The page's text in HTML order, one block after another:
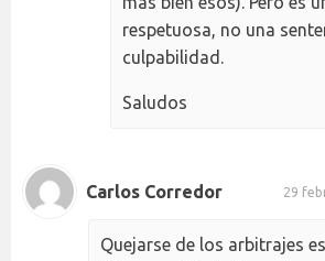
respetuosa, no una
culpabilidad.
Saludos
Carlos Corredor 29
Quejarse de los arbitrajes